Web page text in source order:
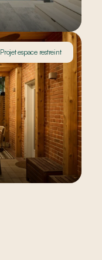
Projet espace restreint